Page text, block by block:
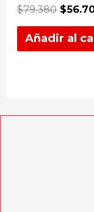
$79.380 $
Añadir al